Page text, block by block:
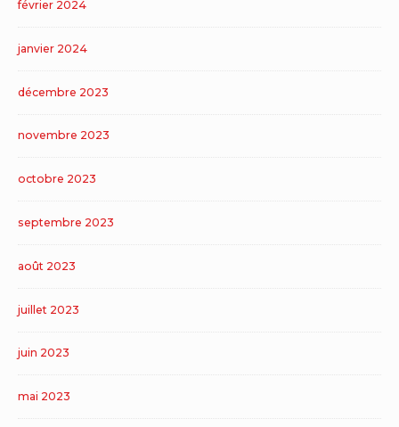
février 2024
janvier 2024
décembre 2023
novembre 2023
octobre 2023
septembre 2023
août 2023
juillet 2023
juin 2023
mai 2023